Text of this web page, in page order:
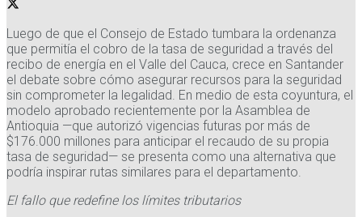
Luego de que el Consejo de Estado tumbara la ordenanza
que permitía el cobro de la tasa de seguridad a través del
recibo de energía en el Valle del Cauca, crece en Santander
el debate sobre cómo asegurar recursos para la seguridad
sin comprometer la legalidad. En medio de esta coyuntura, el
modelo aprobado recientemente por la Asamblea de
Antioquia —que autorizó vigencias futuras por más de
$176.000 millones para anticipar el recaudo de su propia
tasa de seguridad— se presenta como una alternativa que
podría inspirar rutas similares para el departamento.
El fallo que redefine los límites tributarios